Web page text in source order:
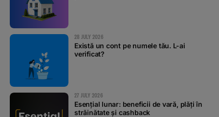
28 JULY 2026
Există un cont pe numele tău. L-ai
verificat?
27 JULY 2026
Esențial lunar: beneficii de vară, plăți în
străinătate și cashback